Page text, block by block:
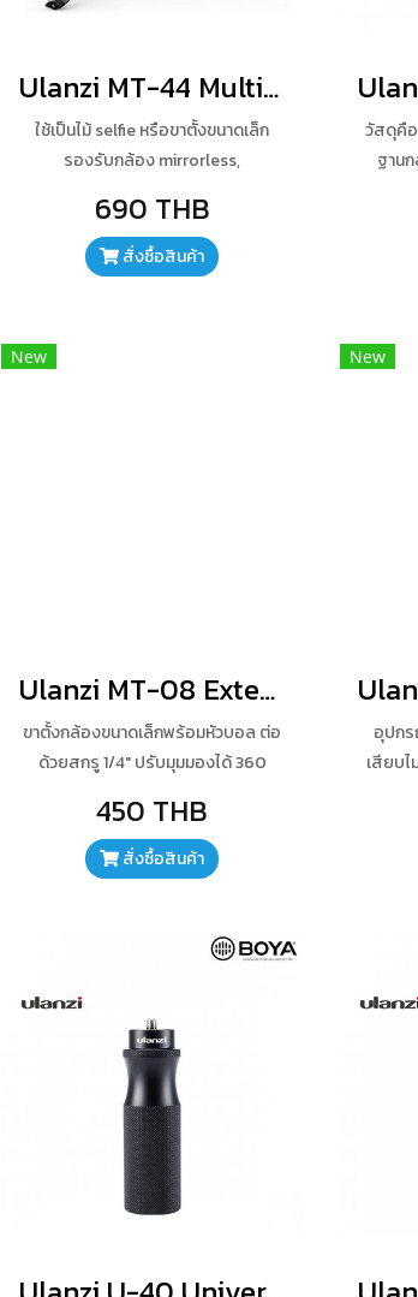
Ulanzi MT-44 Multi-Functional Mini Tripod
ใช้เป็นไม้ selfie หรือขาตั้งขนาดเล็ก
รองรับกล้อง mirrorless,
ได้ ยาวสุด 120 cm น้ำหนักเบา ขนาดเล็ก
690 THB
สั่งซื้อสินค้า
วัสดุคื
ฐาน
New
Ulanzi MT-08 Extensible Tripod& Handle
ขาตั้งกล้องขนาดเล็กพร้อมหัวบอล ต่อ
ด้วยสกรู 1/4″ ปรับมุมมองได้ 360
เบา สามารถยืดหดได้ ป็น Tripod สามขา
ในตัว สามารถตั้งได้มั่นคง วัสดุคุณภาพ
ดีมีความแข็งแรง การใช้งาน
450 THB
สั่งซื้อสินค้า
New
อุปก
เสียบ